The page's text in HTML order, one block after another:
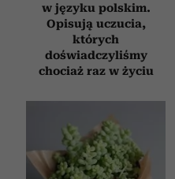
w języku polskim.
Opisują uczucia,
których
doświadczyliśmy
chociaż raz w życiu